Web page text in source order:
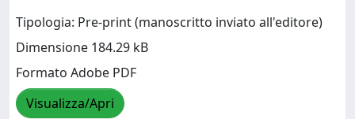
Tipologia: Pre-print (manoscritto inviato all'editore)
Dimensione 184.29 kB
Formato Adobe PDF
Visualizza/Apri